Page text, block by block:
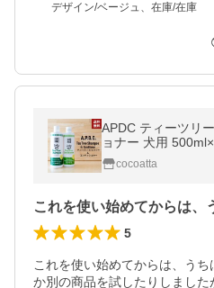
デザイン/ベージュ、在庫/在庫
APDC ティーツリ
ョナー 犬用
かくら新産業 犬用
★cocoatta
5
これを使い始めてからは、う
か別の商品を試したりしました